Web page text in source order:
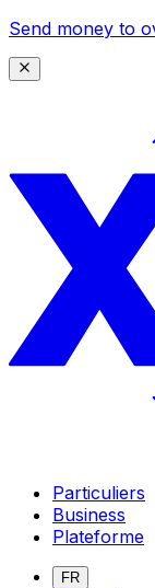
Send money to
Particuliers
Business
Plateforme
FR